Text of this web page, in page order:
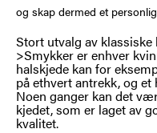
og skap dermed et
Stort utvalg av
>Smykker er enhver
halskjede kan for
på ethvert antrekk, og
Noen ganger kan det
kjedet, som er laget av
kvalitet.